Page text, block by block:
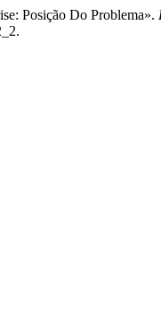
Posição Do Problema».